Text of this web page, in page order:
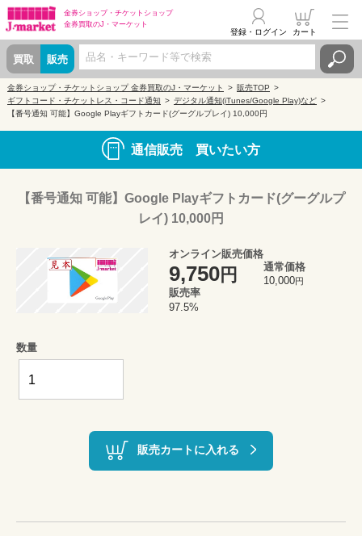
金券ショップ・ チケットショップ
金券買取のJ・マーケット
買取 販売
登録・ログイン カート
金券ショップ・チケットショップ 金券買取のJ・マーケット
販売TOP
ギフトコード・チケットレス・コード通知
デジタル通知(iTunes/Google Play)など
【番号通知 可能】Google Playギフトカード(グーグルプレイ) 10,000円
通信販売 買いたい方
【番号通知 可能】Google Playギフトカード(グーグルプ
レイ) 10,000円
オンライン販売価格
9,750円
通常価格
10,000円
販売率
97.5%
数量
販売カートに入れる